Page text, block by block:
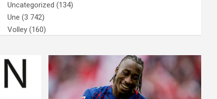
Uncategorized (134)
Une (3 742)
Volley (160)